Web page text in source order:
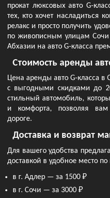
прокат люксовых авто G-
тех, кто хочет насладиться
релакс и просто получить
по живописным улицам
Абхазии на авто G-класса
Стоимость аренды
Цена аренды авто G-класса в
с выгодными скидками до
стильный автомобиль,
и комфорта, позволяя вам
дороге.
Доставка и возврат
Для вашего удобства
доставкой в удобное место
в г. Адлер — за 1500 ₽
в г. Сочи — за 3000 ₽